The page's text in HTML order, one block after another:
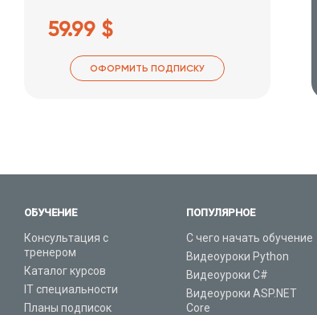
59.99 $
ОФОРМИТЬ ПОДПИСКУ
ОБУЧЕНИЕ
Консультация с
тренером
Каталог курсов
IT специальности
Планы подписок
ПОПУЛЯРНОЕ
С чего начать обучение
Видеоуроки Python
Видеоуроки C#
Видеоуроки ASP.NET
Core